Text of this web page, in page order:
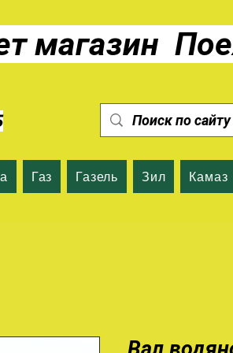
магазин
Газ Газель Зил Камаз